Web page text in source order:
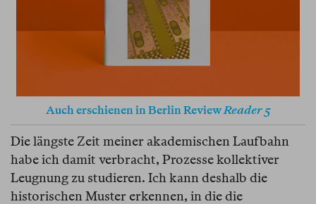
Auch erschienen in Berlin ReviewReader 5
Die längste Zeit meiner akademischen Laufbahn
habe ich damit verbracht, Prozesse kollektiver
Leugnung zu studieren. Ich kann deshalb die
historischen Muster erkennen, in die die